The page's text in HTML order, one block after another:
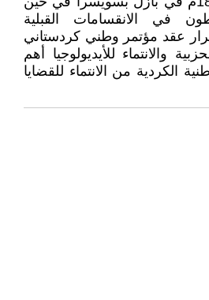
في الانقسامات القبلية
عقد مؤتمر وطني كردستاني
والانتماء للأيديولوجيا أهم
الكردية من الانتماء للقضايا